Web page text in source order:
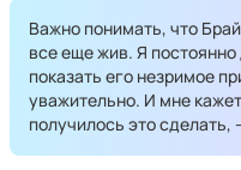
Важно понимать, что
все еще жив. Я
показать его незримое
уважительно. И мне
получилось это